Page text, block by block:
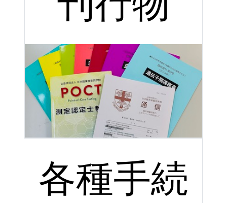
各種手続